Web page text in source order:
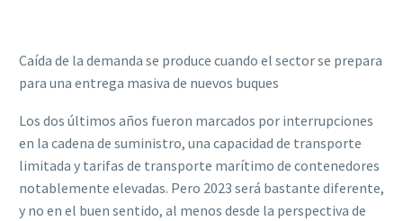
Caída de la demanda se produce cuando el sector se prepara
para una entrega masiva de nuevos buques
Los dos últimos años fueron marcados por interrupciones
en la cadena de suministro, una capacidad de transporte
limitada y tarifas de transporte marítimo de contenedores
notablemente elevadas. Pero 2023 será bastante diferente,
y no en el buen sentido, al menos desde la perspectiva de